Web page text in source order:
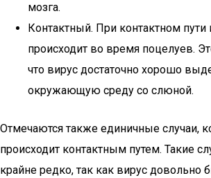
мозга.
Контактный. При контактном
происходит во время поцелуев.
что вирус достаточно хорошо
окружающую среду со слюной.
Отмечаются также единичные случаи,
происходит контактным путем. Такие
крайне редко, так как вирус довольно